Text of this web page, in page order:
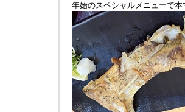
年始のスペシャルメニューで